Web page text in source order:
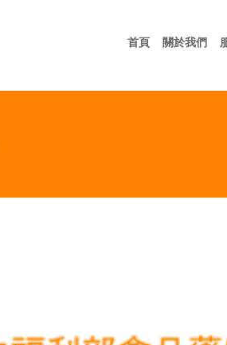
首頁首頁關於我們關